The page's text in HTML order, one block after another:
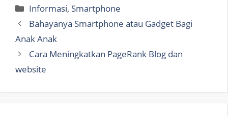
Categories
Informasi, Smartphone
Bahayanya Smartphone atau Gadget Bagi
Anak Anak
Cara Meningkatkan PageRank Blog dan
website